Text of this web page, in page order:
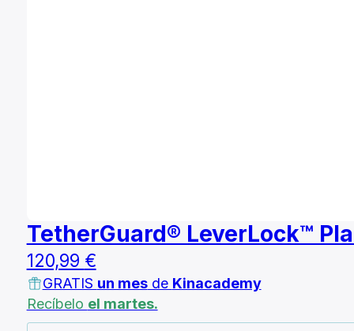
TetherGuard® LeverLock™
120,99 €
GRATIS un mesde Kinacademy
Recíbelo el martes.